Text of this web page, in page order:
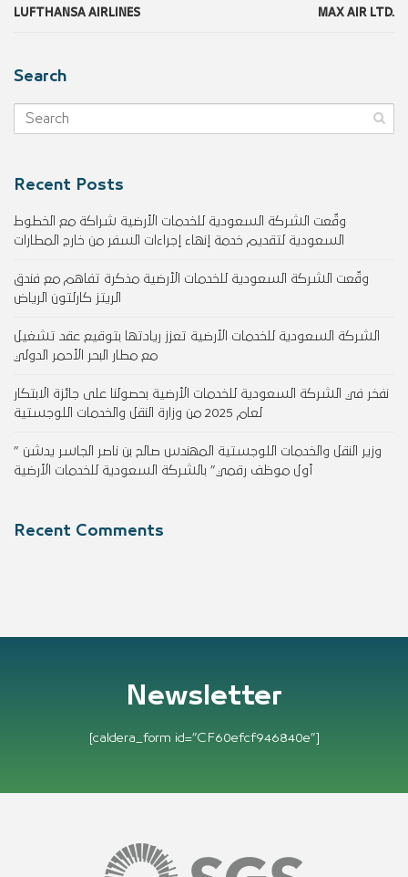
LUFTHANSA AIRLINES
MAX AIR LTD.
Search
Recent Posts
وقّعت الشركة السعودية للخدمات الأرضية شراكة مع الخطوط
السعودية لتقديم خدمة إنهاء إجراءات السفر من خارج المطارات
وقّعت الشركة السعودية للخدمات الأرضية مذكرة تفاهم مع فندق
الريتز كارلتون الرياض
الشركة السعودية للخدمات الأرضية تعزز ريادتها بتوقيع عقد تشغيل
مع مطار البحر الأحمر الدولي
نفخر في الشركة السعودية للخدمات الأرضية بحصولنا على جائزة الابتكار
لعام 2025 من وزارة النقل والخدمات اللوجستية
وزير النقل والخدمات اللوجستية المهندس صالح بن ناصر الجاسر يدشن ”
أول موظف رقمي” بالشركة السعودية للخدمات الأرضية
Recent Comments
Newsletter
[caldera_form id=”CF60efcf946840e”]